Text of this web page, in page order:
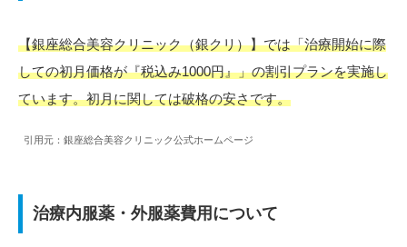
【銀座総合美容クリニック（銀クリ）】では「治療開始に際
しての初月価格が『税込み1000円』」の割引プランを実施し
ています。初月に関しては破格の安さです。
引用元：銀座総合美容クリニック公式ホームページ
治療内服薬・外服薬費用について